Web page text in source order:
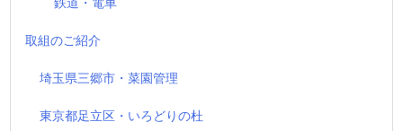
取組のご紹介
埼玉県三郷市・菜園管理
東京都足立区・いろどりの杜